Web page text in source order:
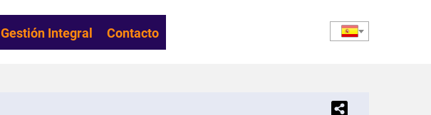
Gestión Integral Contacto